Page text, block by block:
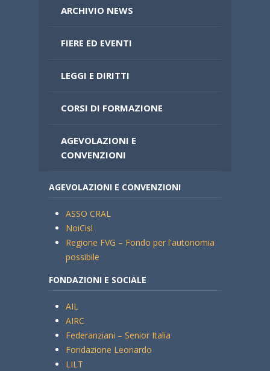
ARCHIVIO NEWS
FIERE ED EVENTI
LEGGI E DIRITTI
CORSI DI FORMAZIONE
AGEVOLAZIONI E
CONVENZIONI
AGEVOLAZIONI E CONVENZIONI
ASSO CRAL
NoiCisl
Regione FVG – Fondo per l'autonomia
possibile
FONDAZIONI E SOCIALE
AIL
AIRC
Federanziani – Senior Italia
Fondazione Leonardo
LILT